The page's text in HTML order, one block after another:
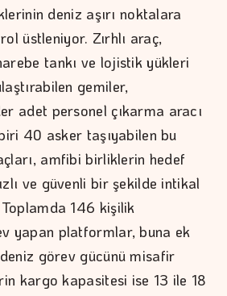
deniz aşırı noktalara
üstleniyor. Zırhlı araç,
tankı ve lojistik yükleri
gemiler,
adet personel çıkarma aracı
40 asker taşıyabilen bu
amfibi birliklerin hedef
ve güvenli bir şekilde intikal
146 kişilik
yapan platformlar, buna ek
görev gücünü misafir
kargo kapasitesi ise 13 ile 18